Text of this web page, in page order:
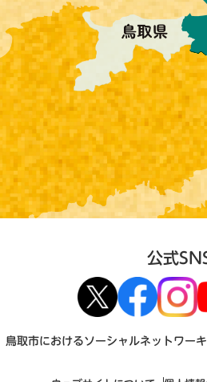
公式
鳥取市におけるソーシャルネットワー